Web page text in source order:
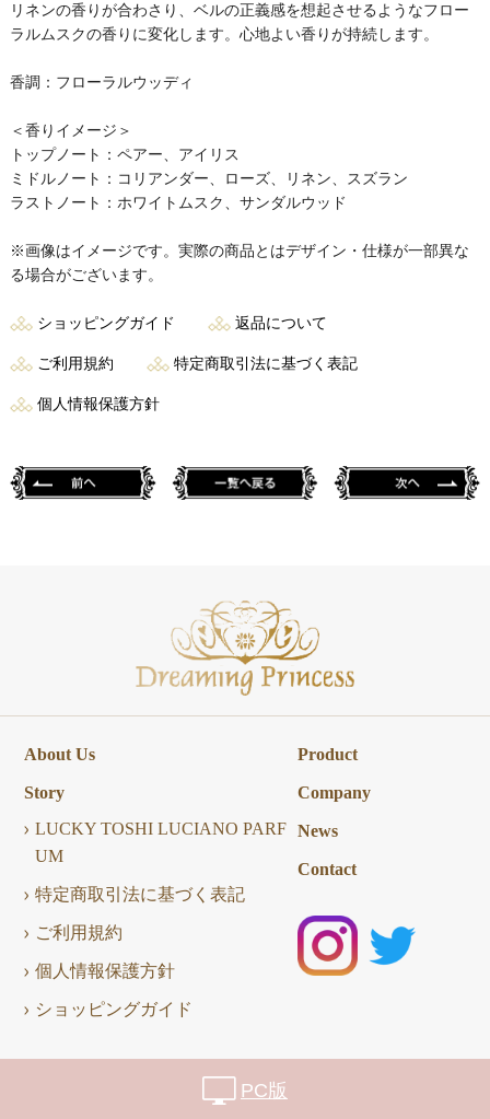
リネンの香りが合わさり、ベルの正義感を想起させるようなフロー
ラルムスクの香りに変化します。心地よい香りが持続します。
香調：フローラルウッディ
＜香りイメージ＞
トップノート：ペアー、アイリス
ミドルノート：コリアンダー、ローズ、リネン、スズラン
ラストノート：ホワイトムスク、サンダルウッド
※画像はイメージです。実際の商品とはデザイン・仕様が一部異な
る場合がございます。
ショッピングガイド 返品について
ご利用規約 特定商取引法に基づく表記
個人情報保護方針
About Us
Story
LUCKY TOSHI LUCIANO PARF
UM
特定商取引法に基づく表記
ご利用規約
個人情報保護方針
ショッピングガイド
Product
Company
News
Contact
PC版